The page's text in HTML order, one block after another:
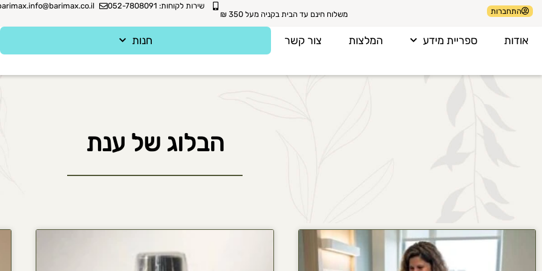
התחברות משלוח חינם עד הבית בקניה מעל 350 ₪
שירות לקוחות: 052-7808091
אודות ספריית מידע המלצות צור קשר חנות
הבלוג של ענת